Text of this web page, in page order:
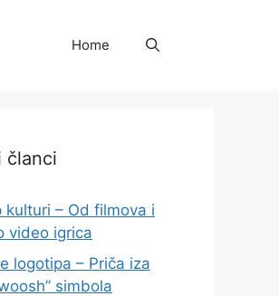
Home
članci
kulturi – Od filmova i
video igrica
logotipa – Priča iza
simbola